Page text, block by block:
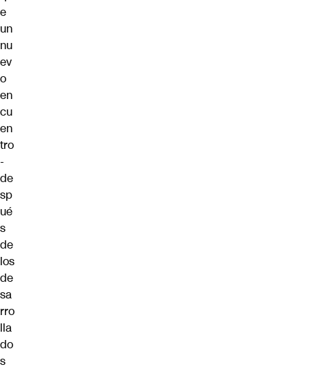
e
un
nu
ev
o
en
cu
en
tro
-
de
sp
ué
s
de
los
de
sa
rro
lla
do
s